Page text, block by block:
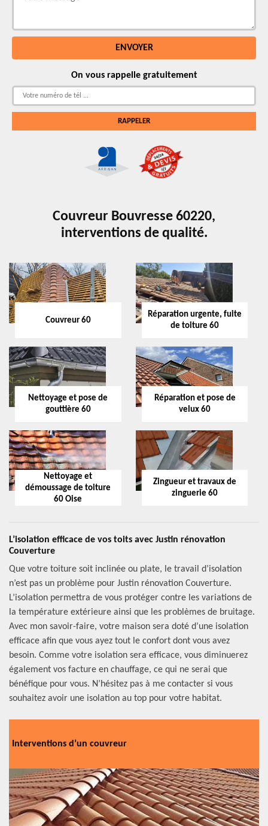
On vous rappelle gratuitement
Couvreur Bouvresse 60220,
interventions de qualité.
Couvreur 60
Réparation urgente, fuite
de toiture 60
Nettoyage et pose de
gouttière 60
Réparation et pose de
velux 60
Nettoyage et
démoussage de toiture
60 Oise
Zingueur et travaux de
zinguerie 60
L’isolation efficace de vos toits avec Justin rénovation
Couverture
Que votre toiture soit inclinée ou plate, le travail d’isolation
n’est pas un problème pour Justin rénovation Couverture.
L’isolation permettra de vous protéger contre les variations de
la température extérieure ainsi que les problèmes de bruitage.
Avec mon savoir-faire, votre maison sera doté d’une isolation
efficace afin que vous ayez tout le confort dont vous avez
besoin. Comme votre isolation sera efficace, vous diminuerez
également vos facture en chauffage, ce qui ne serai que
bénéfique pour vous. N’hésitez pas à me contacter si vous
souhaitez avoir une isolation au top pour votre habitat.
Interventions d’un couvreur